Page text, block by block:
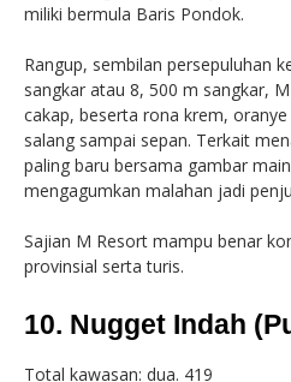
miliki bermula Baris Pondok.
Rangup, sembilan persepuluhan
sangkar atau 8, 500 m sangkar,
cakap, beserta rona krem,
salang sampai sepan. Terkait
paling baru bersama gambar
mengagumkan malahan jadi
Sajian M Resort mampu benar
provinsial serta turis.
10. Nugget Indah
Total kawasan: dua. 419